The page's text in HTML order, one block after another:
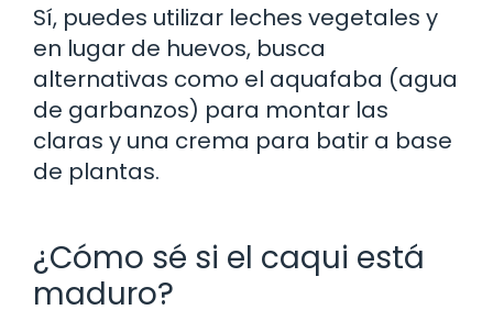
Sí, puedes utilizar leches vegetales y
en lugar de huevos, busca
alternativas como el aquafaba (agua
de garbanzos) para montar las
claras y una crema para batir a base
de plantas.
¿Cómo sé si el caqui está
maduro?